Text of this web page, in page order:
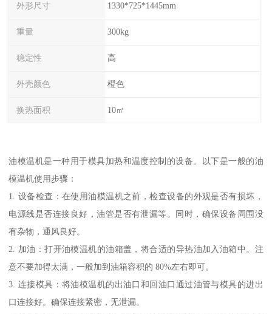
外形尺寸 1330*725*1445mm
重量 300kg
稳定性 高
外壳颜色 橙色
换热面积 10㎡
油模温机是一种用于模具加热和温度控制的设备。以下是一般的油
模温机使用步骤：
1. 设备检查：在使用油模温机之前，检查设备的外观是否有损坏，
电源线是否连接良好，油管是否有泄漏等。同时，确保设备周围没
有杂物，通风良好。
2. 加油：打开油模温机的油箱盖，将合适的导热油加入油箱中。注
意不要加得太满，一般加到油箱容积的 80%左右即可。
3. 连接模具：将油模温机的出油口和回油口通过油管与模具的进出
口连接好。确保连接紧密，无泄漏。